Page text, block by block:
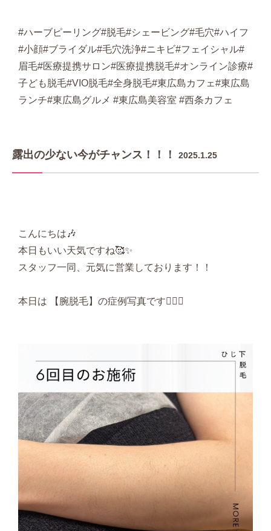
#ハーブピーリング#脱毛#シェービング#毛穴#ハイフ
#小顔#ブライダル#毛穴洗浄#ニキビ#フェイシャル#
眉毛#医療提携サロン#医療提携脱毛#オンライン診療#
子ども脱毛#VIO脱毛#全身脱毛#東広島カフェ#東広島
ランチ#東広島グルメ #東広島美容室 #西条カフェ
露出の少ない今がチャンス！！！ 2025.1.25
こんにちは🎶
本日もいい天気ですね🥰✨
スタッフ一同、元気に営業しております！！
本日は 【腕脱毛】の症例写真です🙋🏼‍♀️